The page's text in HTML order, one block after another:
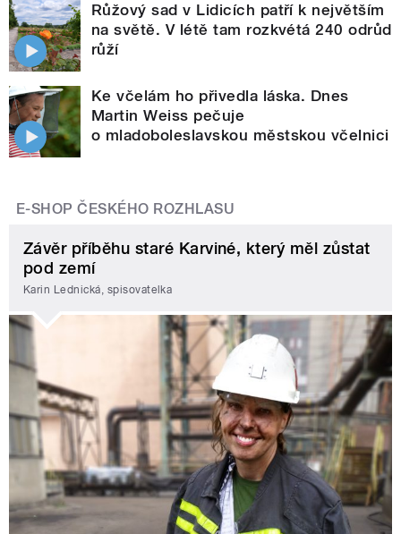
Růžový sad v Lidicích patří k největším
na světě. V létě tam rozkvétá 240 odrůd
růží
Ke včelám ho přivedla láska. Dnes
Martin Weiss pečuje
o mladoboleslavskou městskou včelnici
E-SHOP ČESKÉHO ROZHLASU
Závěr příběhu staré Karviné, který měl zůstat
pod zemí
Karin Lednická, spisovatelka